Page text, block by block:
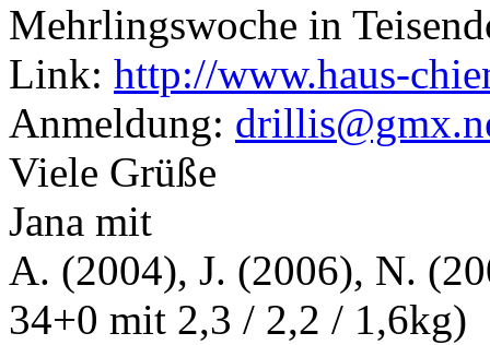
Mehrlingswoche in
Link: http://www.haus-
Anmeldung:
Viele Grüße
Jana mit
A. (2004), J. (2006), N.
34+0 mit 2,3 / 2,2 / 1,6kg)